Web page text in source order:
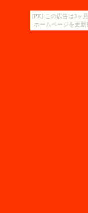
[PR] この広告は3ヶ
ホームページを更